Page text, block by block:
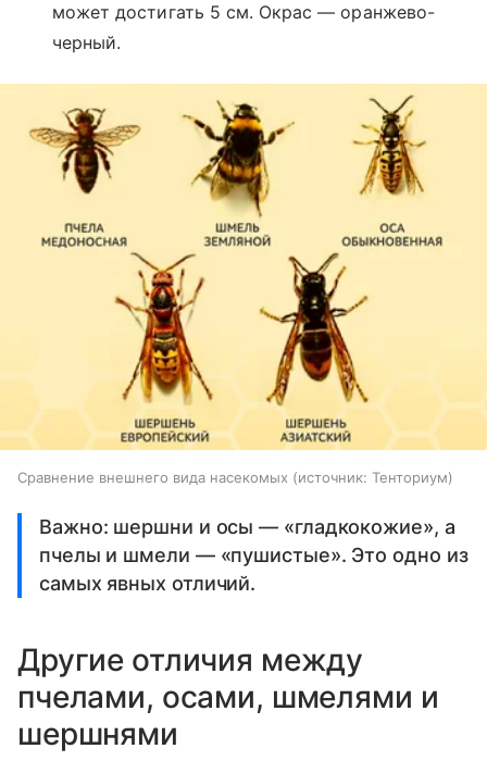
может достигать 5 см. Окрас — оранжево-
черный.
Сравнение внешнего вида насекомых источник: Тенториум
Важно: шершни и осы — «гладкокожие», а
пчелы и шмели — «пушистые». Это одно из
самых явных отличий.
Другие отличия между
пчелами, осами, шмелями и
шершнями